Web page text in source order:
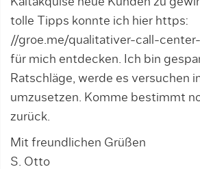
tolle Tipps konnte ich hier https:
//groe.me/qualitativer-call-
für mich entdecken. Ich bin
Ratschläge, werde es versuchen
umzusetzen. Komme bestimmt
zurück.
Mit freundlichen Grüßen
S. Otto